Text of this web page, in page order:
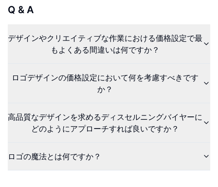
Q & A
デザインやクリエイティブな作業における価格設定で最
もよくある間違いは何ですか？
ロゴデザインの価格設定において何を考慮すべきです
か？
高品質なデザインを求めるディスセルニングバイヤーに
どのようにアプローチすれば良いですか？
ロゴの魔法とは何ですか？